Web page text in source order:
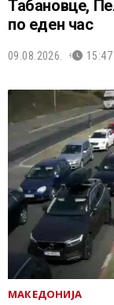
Табановце,
по еден час
09.08.2026. 15:47
МАКЕДОНИЈА